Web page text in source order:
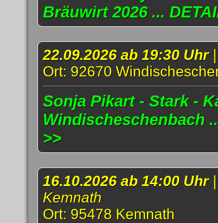
Bräuwirt 2026 ...
22.09.2026 ab 19:30 Uhr
Ort: 92670
Sonja Pikart - Stark -
Windischeschenbach
>>
16.10.2026 ab 14:00 Uhr
Kemnath
Ort: 95478 Kemnath